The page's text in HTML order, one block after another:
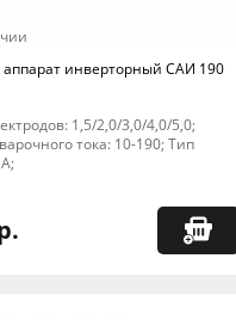
инверторный САИ 190
1,5/2,0/3,0/4,0/5,0;
тока: 10-190; Тип